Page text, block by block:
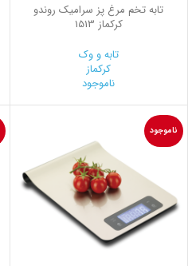
تابه تخم مرغ پز سرامیک روندو
کرکماز 1513
تابه و وک
کرکماز
ناموجود
ناموجود